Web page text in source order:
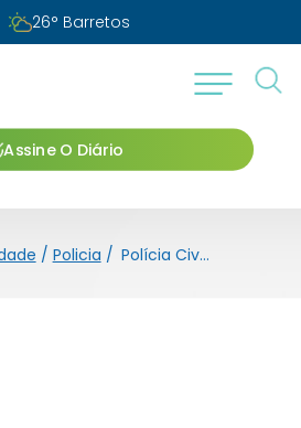
09 de agosto de 2026
Assine O Diário
/ Policia / Polícia Civil investiga desvio de mais de R$ 600 mil de vendas em loja de chocolates